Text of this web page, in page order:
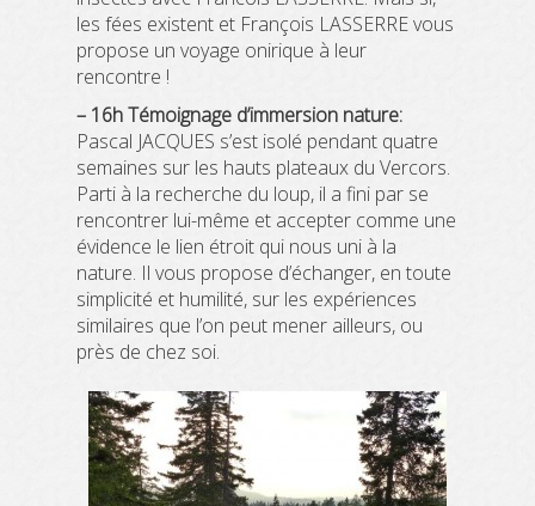
les fées existent et François LASSERRE vous
propose un voyage onirique à leur
rencontre !
– 16h Témoignage d’immersion nature:
Pascal JACQUES s’est isolé pendant quatre
semaines sur les hauts plateaux du Vercors.
Parti à la recherche du loup, il a fini par se
rencontrer lui-même et accepter comme une
évidence le lien étroit qui nous uni à la
nature. Il vous propose d’échanger, en toute
simplicité et humilité, sur les expériences
similaires que l’on peut mener ailleurs, ou
près de chez soi.